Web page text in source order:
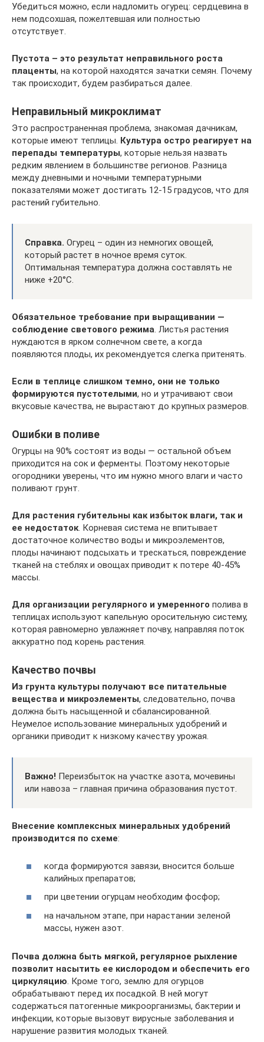
Убедиться можно, если надломить огурец: сердцевина в
нем подсохшая, пожелтевшая или полностью
отсутствует.
Пустота – это результат неправильного роста
плаценты, на которой находятся зачатки семян. Почему
так происходит, будем разбираться далее.
Неправильный микроклимат
Это распространенная проблема, знакомая дачникам,
которые имеют теплицы. Культура остро реагирует на
перепады температуры, которые нельзя назвать
редким явлением в большинстве регионов. Разница
между дневными и ночными температурными
показателями может достигать 12-15 градусов, что для
растений губительно.
Справка. Огурец – один из немногих овощей,
который растет в ночное время суток.
Оптимальная температура должна составлять не
ниже +20°С.
Обязательное требование при выращивании —
соблюдение светового режима. Листья растения
нуждаются в ярком солнечном свете, а когда
появляются плоды, их рекомендуется слегка притенять.
Если в теплице слишком темно, они не только
формируются пустотелыми, но и утрачивают свои
вкусовые качества, не вырастают до крупных размеров.
Ошибки в поливе
Огурцы на 90% состоят из воды — остальной объем
приходится на сок и ферменты. Поэтому некоторые
огородники уверены, что им нужно много влаги и часто
поливают грунт.
Для растения губительны как избыток влаги, так и
ее недостаток. Корневая система не впитывает
достаточное количество воды и микроэлементов,
плоды начинают подсыхать и трескаться, повреждение
тканей на стеблях и овощах приводит к потере 40-45%
массы.
Для организации регулярного и умеренного полива в
теплицах используют капельную оросительную систему,
которая равномерно увлажняет почву, направляя поток
аккуратно под корень растения.
Качество почвы
Из грунта культуры получают все питательные
вещества и микроэлементы, следовательно, почва
должна быть насыщенной и сбалансированной.
Неумелое использование минеральных удобрений и
органики приводит к низкому качеству урожая.
Важно! Переизбыток на участке азота, мочевины
или навоза – главная причина образования пустот.
Внесение комплексных минеральных удобрений
производится по схеме:
когда формируются завязи, вносится больше
калийных препаратов;
при цветении огурцам необходим фосфор;
на начальном этапе, при нарастании зеленой
массы, нужен азот.
Почва должна быть мягкой, регулярное рыхление
позволит насытить ее кислородом и обеспечить его
циркуляцию . Кроме того, землю для огурцов
обрабатывают перед их посадкой. В ней могут
содержаться патогенные микроорганизмы, бактерии и
инфекции, которые вызовут вирусные заболевания и
нарушение развития молодых тканей.